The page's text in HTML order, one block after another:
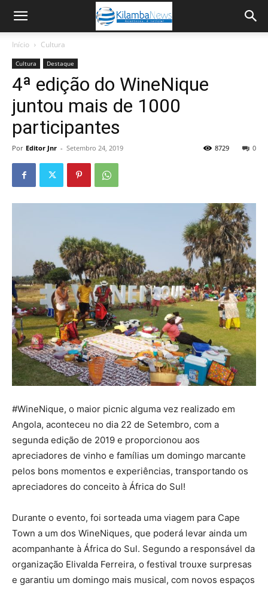
Início Cultura
Cultura Destaque
4ª edição do WineNique
juntou mais de 1000
participantes
Por Editor Jnr - Setembro 24, 2019 0
8729
#WineNique, o maior picnic alguma vez realizado em
Angola, aconteceu no dia 22 de Setembro, com a
segunda edição de 2019 e proporcionou aos
apreciadores de vinho e famílias um domingo marcante
pelos bons momentos e experiências, transportando os
apreciadores do conceito à África do Sul!
Durante o evento, foi sorteada uma viagem para Cape
Town a um dos WineNiques, que poderá levar ainda um
acompanhante à África do Sul. Segundo a responsável da
organização Elivalda Ferreira, o festival trouxe surpresas
e garantiu um domingo mais musical, com novos espaços